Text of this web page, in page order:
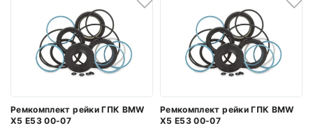
Ремкомплект рейки ГПК BMW
X5 E53 00-07
Ремкомплект рейки ГПК BMW
X5 E53 00-07